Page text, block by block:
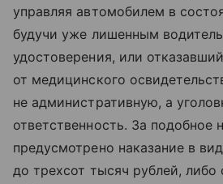
управляя автомобилем в
будучи уже лишенным
удостоверения, или
от медицинского
не административную, а
ответственность. За подобное
предусмотрено наказание в
до трехсот тысяч рублей, либо